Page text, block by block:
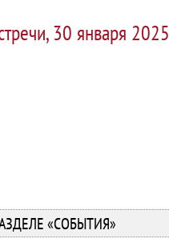
30 января 2025
«СОБЫТИЯ»